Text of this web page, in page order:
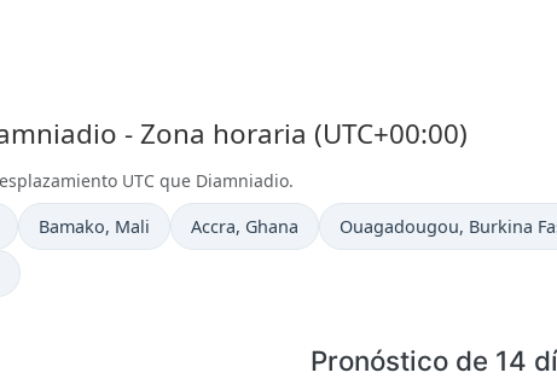
- Zona horaria (UTC+00:00)
UTC que Diamniadio.
Hora actual en
Bamako, Mali Hora actual en
Accra, Ghana Hora actual en
Ouagadougou, Burkina
Pronóstico de 14